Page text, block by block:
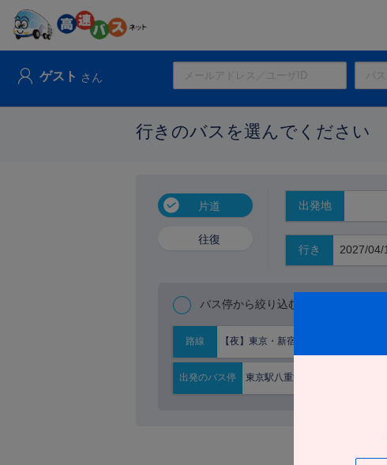
ゲスト さん
行きのバスを選んでください
片道
往復
出発地
行き
バス停から絞り込む
路線 【夜】東京・新宿⇔京阪神
出発のバス停 東京駅八重洲南口